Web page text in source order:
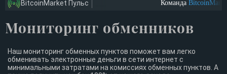
Войти
Регистрация
BitcoinMarket Пульс КомандаBitcoinMarket
Мониторинг обменников
Наш мониторинг обменных пунктов поможет вам легко
обменивать электронные деньги в сети интернет с
минимальными затратами на комиссиях обменных пунктов. А